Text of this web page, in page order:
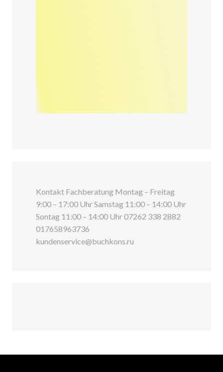
Kontakt Fachberatung Montag – Freitag
9:00 – 17:00 Uhr Samstag 11:00 – 14:00 Uhr
Sontag 11:00 – 14:00 Uhr 07262 338 2882
017658963736
kundenservice@buchkons.ru